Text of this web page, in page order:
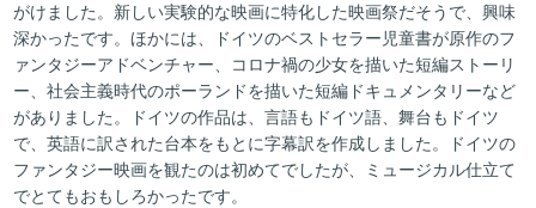
がけました。新しい実験的な映画に特化した映画祭だそうで、興味
深かったです。ほかには、ドイツのベストセラー児童書が原作のフ
ァンタジーアドベンチャー、コロナ禍の少女を描いた短編ストーリ
ー、社会主義時代のポーランドを描いた短編ドキュメンタリーなど
がありました。ドイツの作品は、言語もドイツ語、舞台もドイツ
で、英語に訳された台本をもとに字幕訳を作成しました。ドイツの
ファンタジー映画を観たのは初めてでしたが、ミュージカル仕立て
でとてもおもしろかったです。